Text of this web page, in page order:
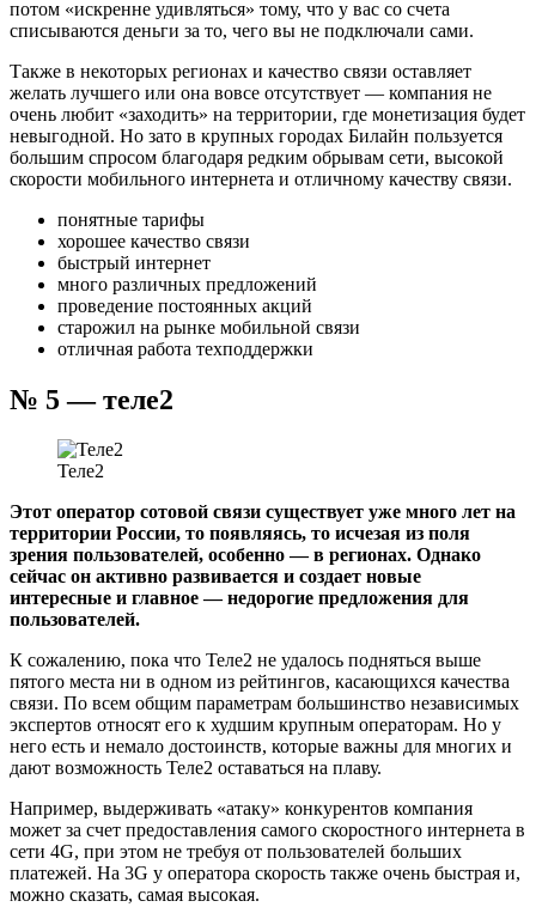
потом «искренне удивляться» тому, что у вас со счета
списываются деньги за то, чего вы не подключали сами.
Также в некоторых регионах и качество связи оставляет
желать лучшего или она вовсе отсутствует — компания не
очень любит «заходить» на территории, где монетизация будет
невыгодной. Но зато в крупных городах Билайн пользуется
большим спросом благодаря редким обрывам сети, высокой
скорости мобильного интернета и отличному качеству связи.
понятные тарифы
хорошее качество связи
быстрый интернет
много различных предложений
проведение постоянных акций
старожил на рынке мобильной связи
отличная работа техподдержки
№ 5 — теле2
Теле2
Этот оператор сотовой связи существует уже много лет на
территории России, то появляясь, то исчезая из поля
зрения пользователей, особенно — в регионах. Однако
сейчас он активно развивается и создает новые
интересные и главное — недорогие предложения для
пользователей.
К сожалению, пока что Теле2 не удалось подняться выше
пятого места ни в одном из рейтингов, касающихся качества
связи. По всем общим параметрам большинство независимых
экспертов относят его к худшим крупным операторам. Но у
него есть и немало достоинств, которые важны для многих и
дают возможность Теле2 оставаться на плаву.
Например, выдерживать «атаку» конкурентов компания
может за счет предоставления самого скоростного интернета в
сети 4G, при этом не требуя от пользователей больших
платежей. На 3G у оператора скорость также очень быстрая и,
можно сказать, самая высокая.